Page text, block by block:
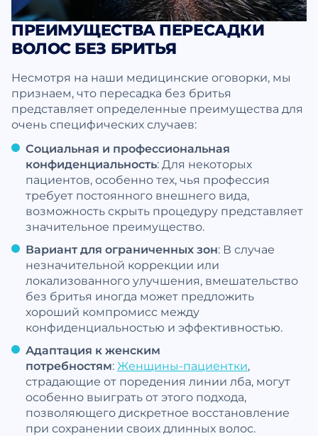
ПРЕИМУЩЕСТВА ПЕРЕСАДКИ
ВОЛОС БЕЗ БРИТЬЯ
Несмотря на наши медицинские оговорки, мы
признаем, что пересадка без бритья
представляет определенные преимущества для
очень специфических случаев:
Социальная и профессиональная
конфиденциальность: Для некоторых
пациентов, особенно тех, чья профессия
требует постоянного внешнего вида,
возможность скрыть процедуру представляет
значительное преимущество.
Вариант для ограниченных зон: В случае
незначительной коррекции или
локализованного улучшения, вмешательство
без бритья иногда может предложить
хороший компромисс между
конфиденциальностью и эффективностью.
Адаптация к женским
потребностям: Женщины-пациентки,
страдающие от поредения линии лба, могут
особенно выиграть от этого подхода,
позволяющего дискретное восстановление
при сохранении своих длинных волос.